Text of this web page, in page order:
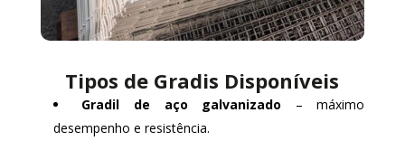
Tipos de Gradis Disponíveis
Gradil de aço galvanizado – máximo
desempenho e resistência.